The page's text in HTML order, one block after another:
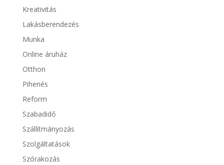
Kreativitás
Lakásberendezés
Munka
Online áruház
Otthon
Pihenés
Reform
Szabadidő
Szállítmányozás
Szolgáltatások
Szórakozás